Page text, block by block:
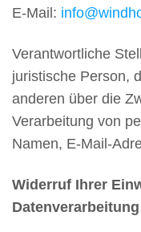
E-Mail:
Verantwortliche
juristische Person,
anderen über die
Verarbeitung von
Namen, E-Mail-
Widerruf Ihrer
Datenverarbeitung